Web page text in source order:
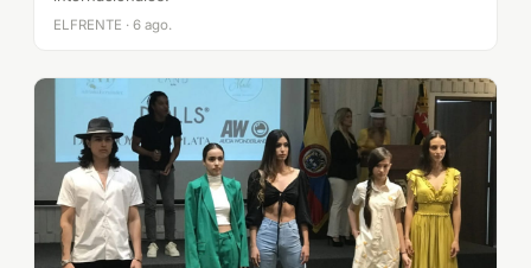
ELFRENTE · 6 ago.